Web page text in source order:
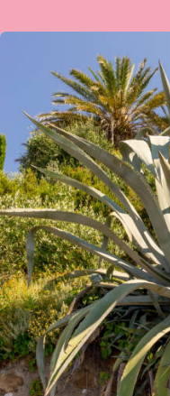
ಮಸ್ಕಿಯವರ
ಕವಿತೆ-
ಆಹಾ
ನೋಡು….